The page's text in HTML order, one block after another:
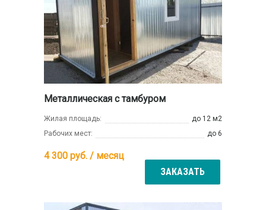
Металлическая с тамбуром
Жилая площадь:
до 12 м2
Рабочих мест:
до 6
4 300 руб. / месяц
ЗАКАЗАТЬ